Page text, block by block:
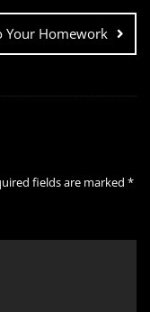
Your Homework
fields are marked *